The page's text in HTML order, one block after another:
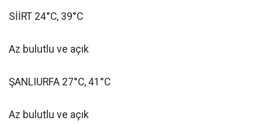
SİİRT 24°C, 39°C
Az bulutlu ve açık
ŞANLIURFA 27°C, 41°C
Az bulutlu ve açık